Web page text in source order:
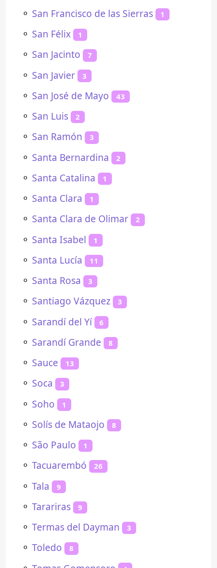
⚬ San Francisco de las Sierras 1
⚬ San Félix 1
⚬ San Jacinto 7
⚬ San Javier 3
⚬ San José de Mayo 43
⚬ San Luis 2
⚬ San Ramón 3
⚬ Santa Bernardina 2
⚬ Santa Catalina 1
⚬ Santa Clara 1
⚬ Santa Clara de Olimar 2
⚬ Santa Isabel 1
⚬ Santa Lucía 11
⚬ Santa Rosa 3
⚬ Santiago Vázquez 3
⚬ Sarandí del Yí 6
⚬ Sarandí Grande 8
⚬ Sauce 13
⚬ Soca 3
⚬ Soho 1
⚬ Solís de Mataojo 8
⚬ São Paulo 1
⚬ Tacuarembó 26
⚬ Tala 9
⚬ Tarariras 9
⚬ Termas del Dayman 3
⚬ Toledo 8